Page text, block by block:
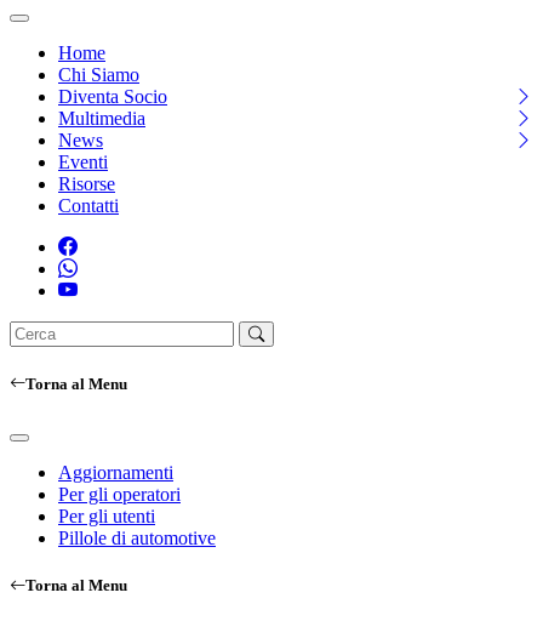
Home
Chi Siamo
Diventa Socio
Multimedia
News
Eventi
Risorse
Contatti
Torna al Menu
Aggiornamenti
Per gli operatori
Per gli utenti
Pillole di automotive
Torna al Menu